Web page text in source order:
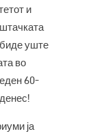
и
биде уште
во
60-
ја